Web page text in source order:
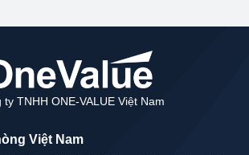
ty TNHH ONE-VALUE Việt Nam
Việt Nam